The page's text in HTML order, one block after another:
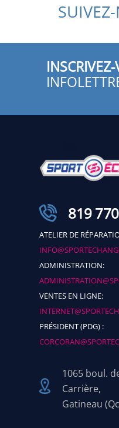
819
ATELIER DE
ADMINISTRATION:
VENTES EN LIGNE:
PRÉSIDENT (PDG) :
1065 boul.
Carrière,
Gatineau